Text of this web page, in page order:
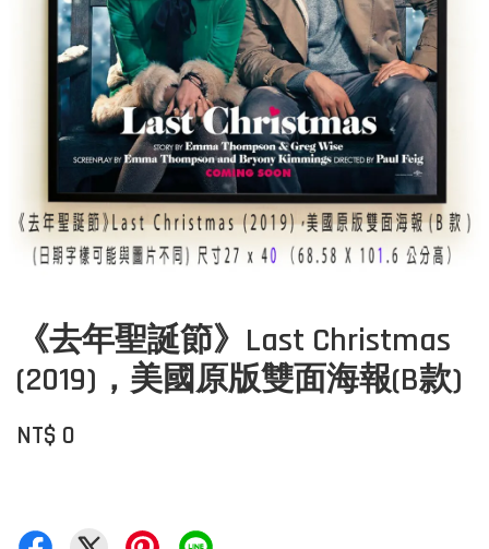
《去年聖誕節》Last Christmas
(2019)，美國原版雙面海報(B款)
NT$ 0